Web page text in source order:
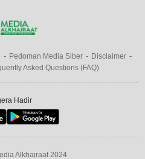
Pedoman Media Siber
Disclaimer
Asked Questions (FAQ)
Hadir
Alkhairaat 2024